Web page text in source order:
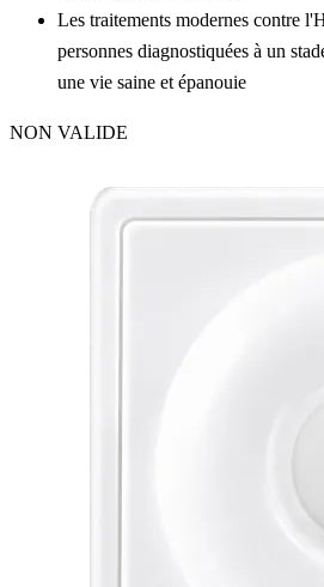
Les traitements modernes contre
personnes diagnostiquées à un
une vie saine et épanouie
NON VALIDE